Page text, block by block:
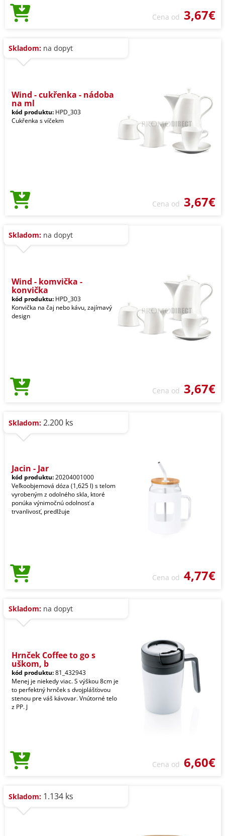
Cena od 3,67€
Skladom: na dopyt
Wind - cukřenka - nádoba
na ml
kód produktu: HPD_303
Cukřenka s víčekm
Cena od 3,67€
Skladom: na dopyt
Wind - komvička -
konvička
kód produktu: HPD_303
Konvička na čaj nebo kávu, zajímavý
design
Cena od 3,67€
Skladom: 2.200 ks
Jacin - Jar
kód produktu:20204001000
Veľkoobjemová dóza (1,625 l) s telom
vyrobeným z odolného skla, ktoré
ponúka výnimočnú odolnosť a
trvanlivosť, predlžuje
Cena od 4,77€
Skladom: na dopyt
Hrnček Coffee to go s
uškom, b
kód produktu:81_432943
Menej je niekedy viac. S výškou 8cm je
to perfektný hrnček s dvojplášťovou
stenou pre váš kávovar. Vnútorné telo
z PP. J
Cena od 6,60€
Skladom: 1.134 ks